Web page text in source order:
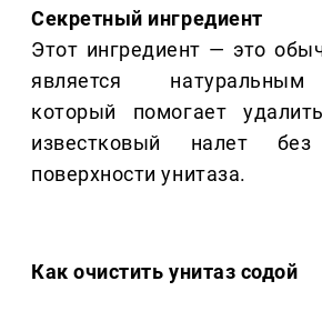
Секретный ингредиент
Этот ингредиент — это
является
который помогает
известковый налет
поверхности унитаза.
Как очистить унитаз содой